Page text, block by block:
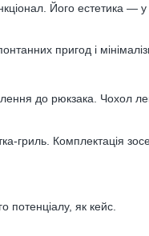
Його естетика — у
пригод і
до рюкзака. Чохол
гриль. Комплектація
потенціалу, як кейс.